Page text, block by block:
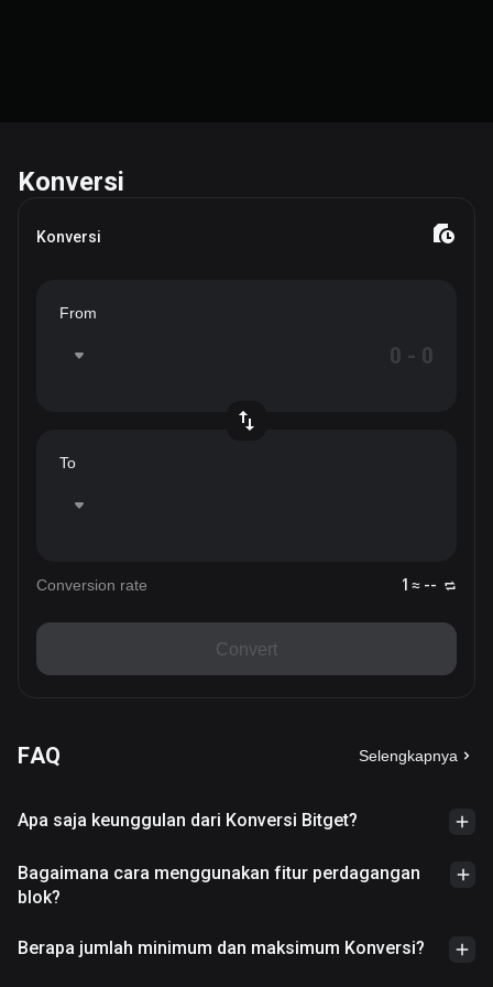
Konversi
Konversi
From
To
Conversion rate 1 ≈ --
Convert
FAQ Selengkapnya
Apa saja keunggulan dari Konversi Bitget?
Bagaimana cara menggunakan fitur perdagangan
blok?
Berapa jumlah minimum dan maksimum Konversi?